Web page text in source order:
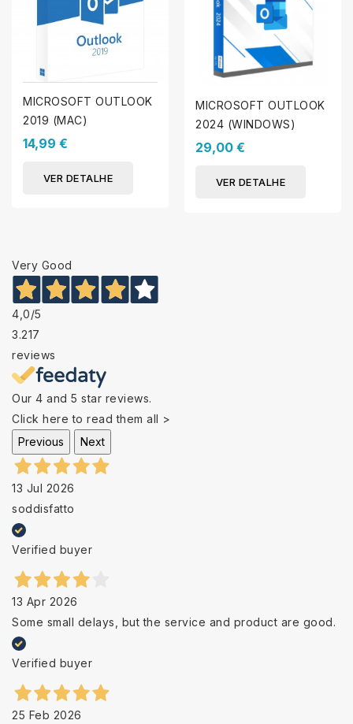
MICROSOFT OUTLOOK
2019 (MAC)
14,99 €
VER DETALHE
MICROSOFT OUTLOOK
2024 (WINDOWS)
29,00 €
VER DETALHE
Very Good
4,0/5
3.217
reviews
Our 4 and 5 star reviews.
Click here to read them all >
Previous
Next
13 Jul 2026
soddisfatto
Verified buyer
13 Apr 2026
Some small delays, but the service and product are good.
Verified buyer
25 Feb 2026